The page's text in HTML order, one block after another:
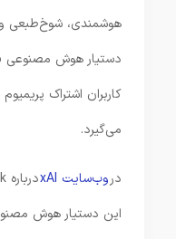
هوشمندی، شوخ‌طبعی
دستیار هوش مصنوعی
کاربران اشتراک
می‌گیرد.
دروب‌سایت xAI
این دستیار هوش